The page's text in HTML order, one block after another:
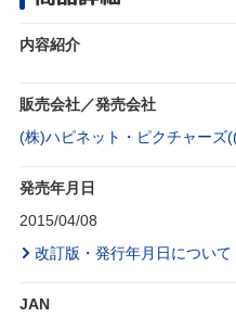
内容紹介
販売会社／発売会社
(株)ハピネット・ピクチャーズ
発売年月日
2015/04/08
改訂版・発行年月日について
JAN